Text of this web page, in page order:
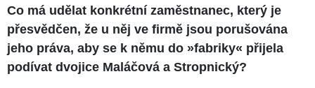
Co má udělat konkrétní zaměstnanec, který je
přesvědčen, že u něj ve firmě jsou porušována
jeho práva, aby se k němu do »fabriky« přijela
podívat dvojice Maláčová a Stropnický?